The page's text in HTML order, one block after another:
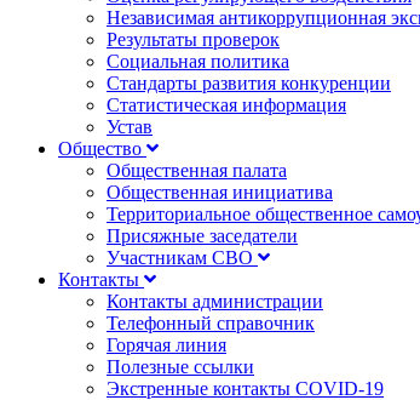
Независимая антикоррупционная
Результаты проверок
Социальная политика
Стандарты развития конкуренции
Статистическая информация
Устав
Общество
Общественная палата
Общественная инициатива
Территориальное общественное
Присяжные заседатели
Участникам СВО
Контакты
Контакты администрации
Телефонный справочник
Горячая линия
Полезные ссылки
Экстренные контакты COVID-19